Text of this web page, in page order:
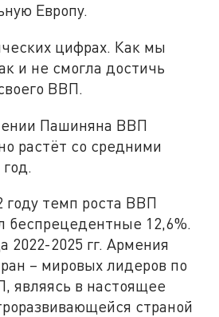
Европу.
цифрах. Как мы
и не смогла достичь
ВВП.
Пашиняна ВВП
растёт со средними
году темп роста ВВП
беспрецедентные 12,6%.
2022-2025 гг. Армения
– мировых лидеров по
являясь в настоящее
страной